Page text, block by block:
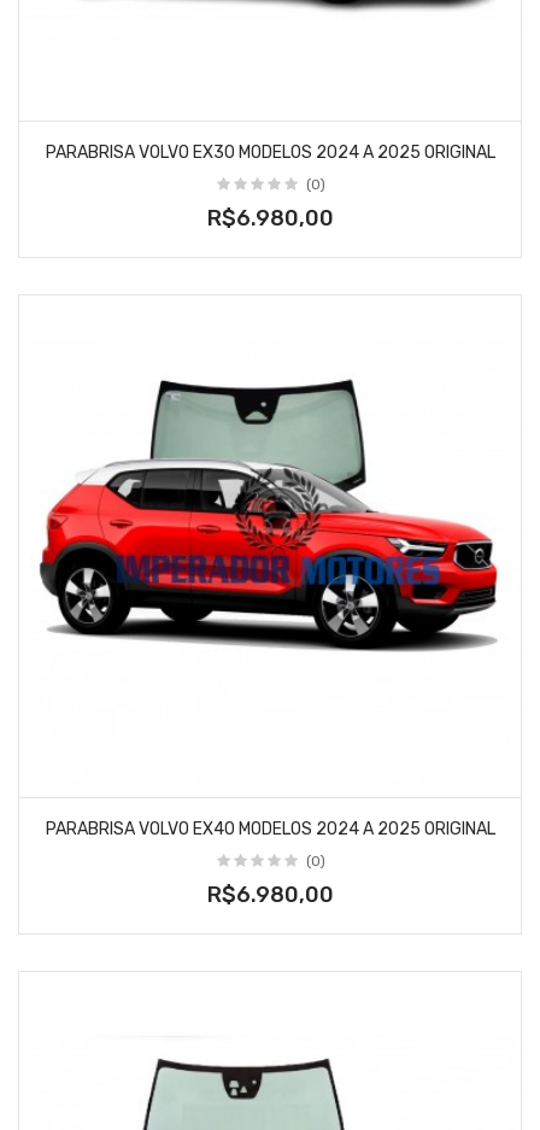
PARABRISA VOLVO EX30 MODELOS 2024 A 2025 ORIGINAL
(0)
R$6.980,00
PARABRISA VOLVO EX40 MODELOS 2024 A 2025 ORIGINAL
(0)
R$6.980,00